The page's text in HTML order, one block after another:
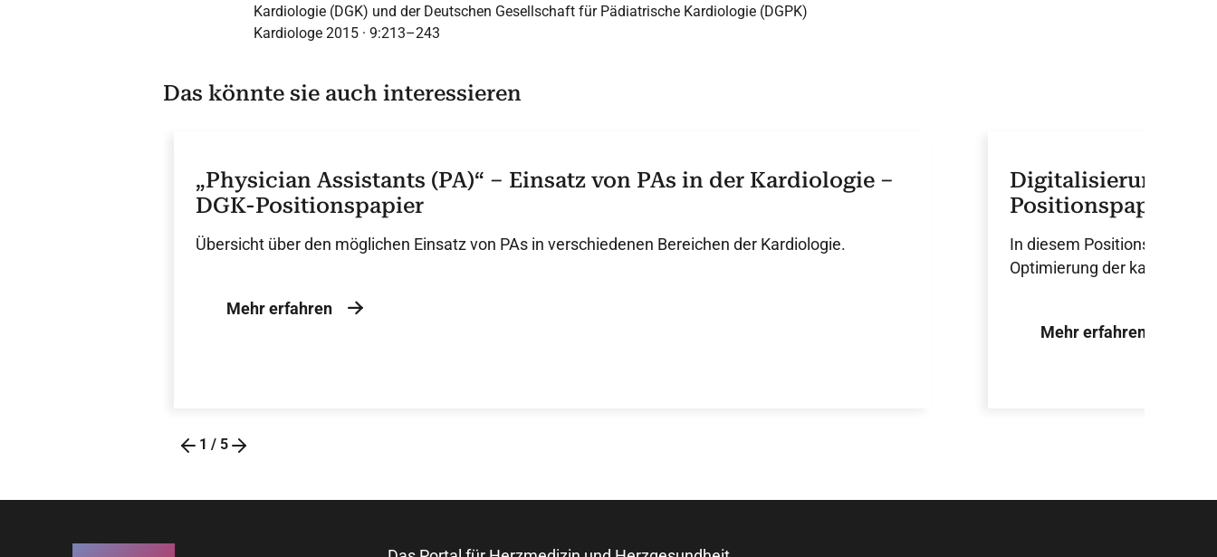
Kardiologie (DGK) und der Deutschen Gesellschaft für Pädiatrische Kardiologie (DGPK)
Kardiologe 2015 · 9:213–243
Das könnte sie auch interessieren
„Physician Assistants (PA)“ – Einsatz von PAs in der Kardiologie –
DGK-Positionspapier
Übersicht über den möglichen Einsatz von PAs in verschiedenen Bereichen der Kardiologie.
Mehr erfahren
Digitalisierung in
Positionspapier
In diesem Positionspapier
Optimierung der
Mehr erfahren
1 / 5